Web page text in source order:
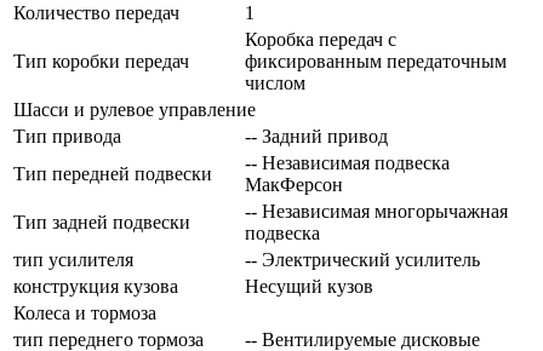
Количество передач
1
Тип коробки передач
Коробка передач с
фиксированным передаточным
числом
Шасси и рулевое управление
Тип привода
-- Задний привод
Тип передней подвески
-- Независимая подвеска
МакФерсон
Тип задней подвески
-- Независимая многорычажная
подвеска
тип усилителя
-- Электрический усилитель
конструкция кузова
Несущий кузов
Колеса и тормоза
тип переднего тормоза
-- Вентилируемые дисковые